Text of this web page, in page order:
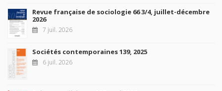
Revue française de sociologie 66 3/4, juillet-décembre
2026
7 juil. 2026
Sociétés contemporaines 139, 2025
6 juil. 2026